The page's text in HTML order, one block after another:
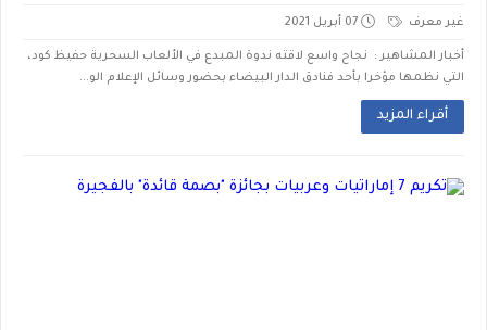
غير معرف 07 أبريل 2021
أخبار المشاهير : نجاح واسع لاقته ندوة المبدع في الألعاب السحرية حفيظ كود،
التي نظمها مؤخرا بأحد فنادق الدار البيضاء بحضور وسائل الإعلام الو...
أقراء المزيد